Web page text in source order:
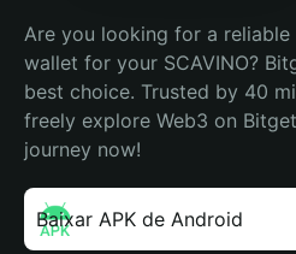
Are you looking for a
wallet for your SCAVINO?
best choice. Trusted by 40
freely explore Web3 on
journey now!
Baixar APK de Android